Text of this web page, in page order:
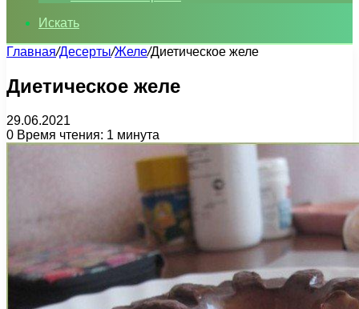
Искать
Главная/Десерты/Желе/Диетическое желе
Диетическое желе
29.06.2021
0 Время чтения: 1 минута